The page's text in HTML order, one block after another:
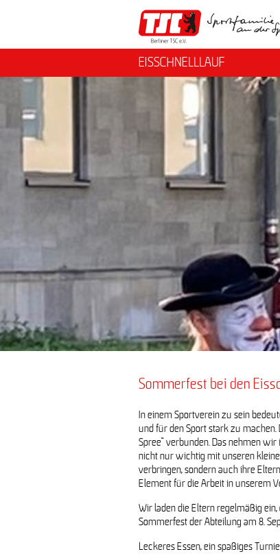
EISSCHNELLLAUF
Sommerfest bei den
In einem Sportverein zu sein
und für den Sport stark zu machen.
Spree“ verbunden. Das nehmen
nicht nur wichtig mit unseren
verbringen, sondern auch ihre
Element für die Arbeit in unserem
Wir laden die Eltern regelmäßig
Sommerfest der Abteilung am 8.
Leckeres Essen, ein spaßiges